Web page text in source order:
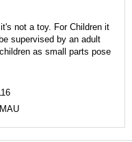
not a toy. For Children it
supervised by an adult
as small parts pose